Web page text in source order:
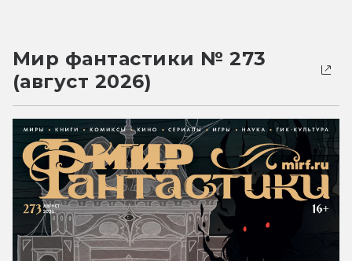
Мир фантастики № 273
(август 2026)